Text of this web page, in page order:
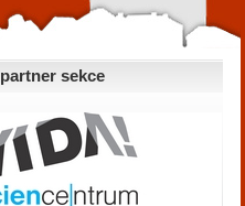
partner sekce